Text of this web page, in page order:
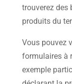
trouverez des
produits du
Vous pouvez
formulaires à
exemple